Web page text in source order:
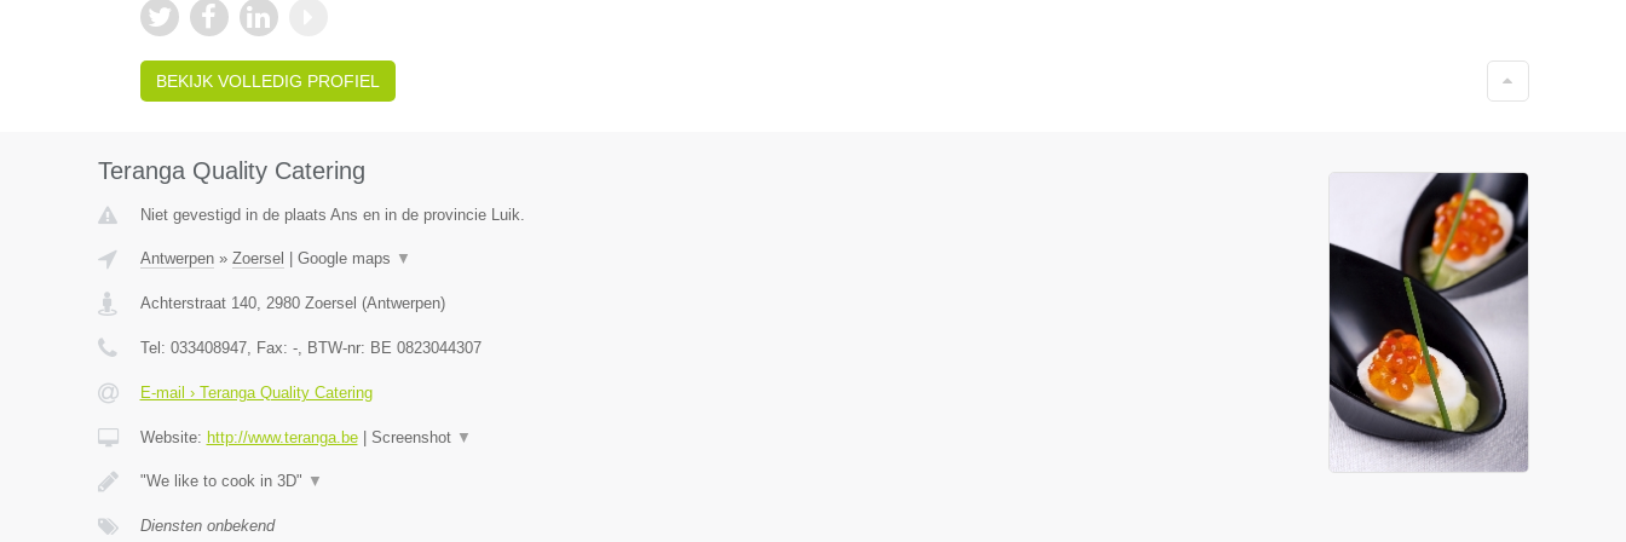
BEKIJK VOLLEDIG PROFIEL
Teranga Quality Catering
Niet gevestigd in de plaats Ans en in de provincie Luik.
Antwerpen» Zoersel Google maps ▼
Achterstraat 140, 2980 Zoersel (Antwerpen)
Tel: 033408947, Fax: -, BTW-nr: BE 0823044307
E-mail › Teranga Quality Catering
Website: http://www.teranga.be| Screenshot ▼
"We like to cook in 3D" ▼
Diensten onbekend